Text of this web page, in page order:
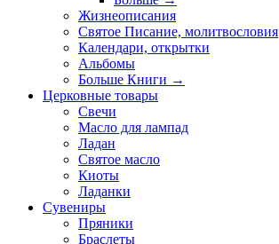
Жизнеописания
Святое Писание, молитвословия
Календари, открытки
Альбомы
Больше Книги →
Церковные товары
Свечи
Масло для лампад
Ладан
Святое масло
Киоты
Ладанки
Сувениры
Пряники
Браслеты